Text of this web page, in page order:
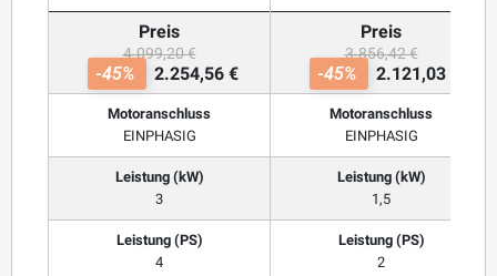
Preis
4.099,20 €
-45% 2.254,56 €
Preis
3.856,42 €
-45% 2.121,03 €
Motoranschluss
EINPHASIG
Motoranschluss
EINPHASIG
Leistung (kW)
3
Leistung (kW)
1,5
Leistung (PS)
4
Leistung (PS)
2